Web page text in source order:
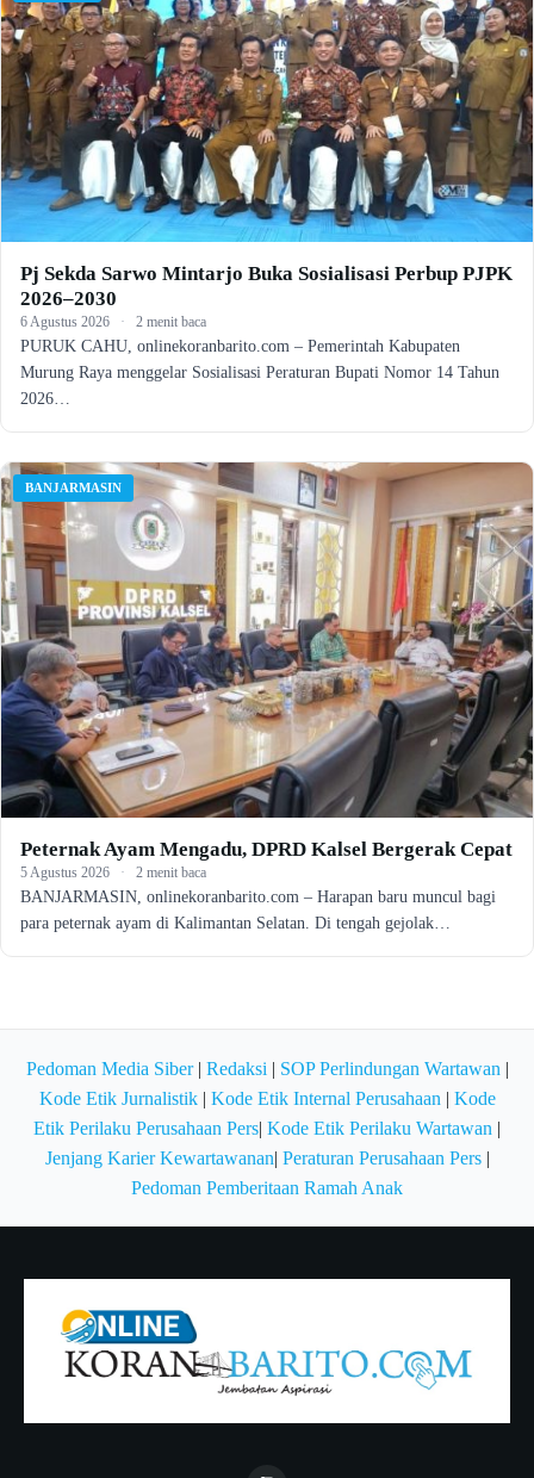
Pj Sekda Sarwo Mintarjo Buka Sosialisasi Perbup PJPK
2026–2030
6 Agustus 2026 · 2 menit baca
PURUK CAHU, onlinekoranbarito.com – Pemerintah Kabupaten
Murung Raya menggelar Sosialisasi Peraturan Bupati Nomor 14 Tahun
2026…
BANJARMASIN
Peternak Ayam Mengadu, DPRD Kalsel Bergerak Cepat
5 Agustus 2026 · 2 menit baca
BANJARMASIN, onlinekoranbarito.com – Harapan baru muncul bagi
para peternak ayam di Kalimantan Selatan. Di tengah gejolak…
Pedoman Media Siber| Redaksi | SOP Perlindungan Wartawan |
Kode Etik Jurnalistik| Kode Etik Internal Perusahaan | Kode
Etik Perilaku Perusahaan Pers| Kode Etik Perilaku Wartawan |
Jenjang Karier Kewartawanan| Peraturan Perusahaan Pers|
Pedoman Pemberitaan Ramah Anak